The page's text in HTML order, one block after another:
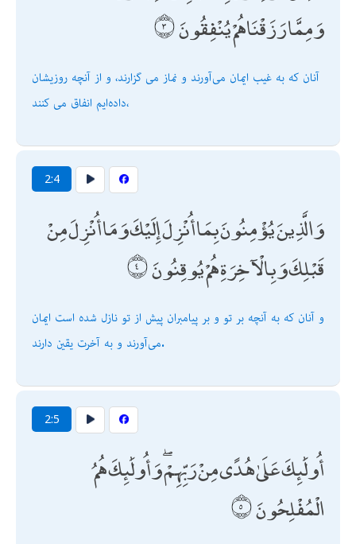
وَمِمَّا رَزَقْنَاهُمْ يُنْفِقُونَ
آنان كه به غيب ايمان مى‌آورند و نماز مى گزارند، و از آنچه روزيشان
داده‌ايم انفاق مى كنند،
2:4
وَالَّذِينَ يُؤْمِنُونَ بِمَا أُنْزِلَ إِلَيْكَ وَمَا أُنْزِلَ مِنْ
قَبْلِكَ وَبِالْآخِرَةِ هُمْ يُوقِنُونَ
و آنان كه به آنچه بر تو و بر پيامبران پيش از تو نازل شده است ايمان
مى‌آورند و به آخرت يقين دارند.
2:5
أُولَٰئِكَ عَلَىٰ هُدًى مِنْ رَبِّهِمْ ۖ وَأُولَٰئِكَ هُمُ
الْمُفْلِحُونَ